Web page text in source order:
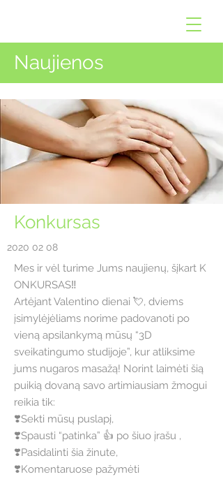
Konkursas
2020 02 08
Mes ir vėl turime Jums naujienų, šįkart K
ONKURSAS‼️
Artėjant Valentino dienai 💘, dviems
įsimylėjėliams norime padovanoti po
vieną apsilankymą mūsų “3D
sveikatingumo studijoje”, kur atliksime
jums nugaros masažą! Norint laimėti šią
puikią dovaną savo artimiausiam žmogui
reikia tik:
❣️Sekti mūsų puslapį,
❣️Spausti “patinka” 👍 po šiuo įrašu ,
❣️Pasidalinti šia žinute,
❣️Komentaruose pažymėti
Naujienos